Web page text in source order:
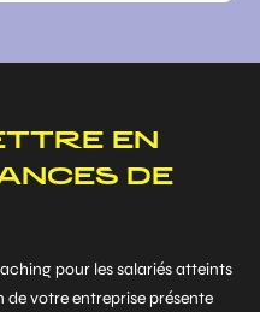
EN
DE
pour les salariés atteints
de votre entreprise présente